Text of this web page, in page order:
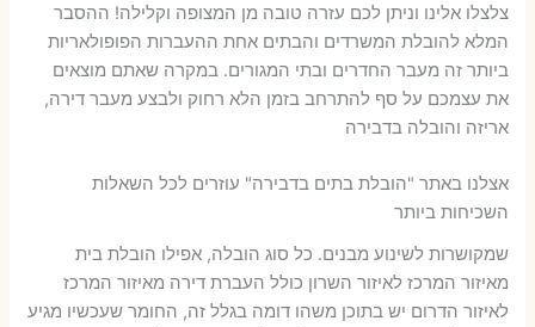
צלצלו אלינו וניתן לכם עזרה טובה מן המצופה וקלילה! ההסבר
המלא להובלת המשרדים והבתים אחת ההעברות הפופולאריות
ביותר זה מעבר החדרים ובתי המגורים. במקרה שאתם מוצאים
את עצמכם על סף להתרחב בזמן הלא רחוק ולבצע מעבר דירה,
אריזה והובלה בדבירה
אצלנו באתר "הובלת בתים בדבירה" עוזרים לכל השאלות
השכיחות ביותר
שמקושרות לשינוע מבנים. כל סוג הובלה, אפילו הובלת בית
מאיזור המרכז לאיזור השרון כולל העברת דירה מאיזור המרכז
לאיזור הדרום יש בתוכן משהו דומה בגלל זה, החומר שעכשיו מגיע